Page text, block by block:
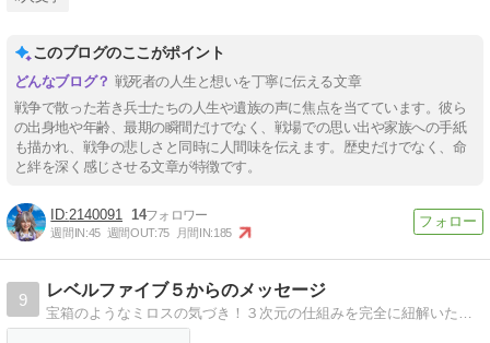
このブログのここがポイント
戦死者の人生と想いを丁寧に伝える文章
戦争で散った若き兵士たちの人生や遺族の声に焦点を当てています。彼ら
の出身地や年齢、最期の瞬間だけでなく、戦場での思い出や家族への手紙
も描かれ、戦争の悲しさと同時に人間味を伝えます。歴史だけでなく、命
と絆を深く感じさせる文章が特徴です。
2140091 14
週間IN:45 週間OUT:75 月間IN:185
9
レベルファイブ５からのメッセージ